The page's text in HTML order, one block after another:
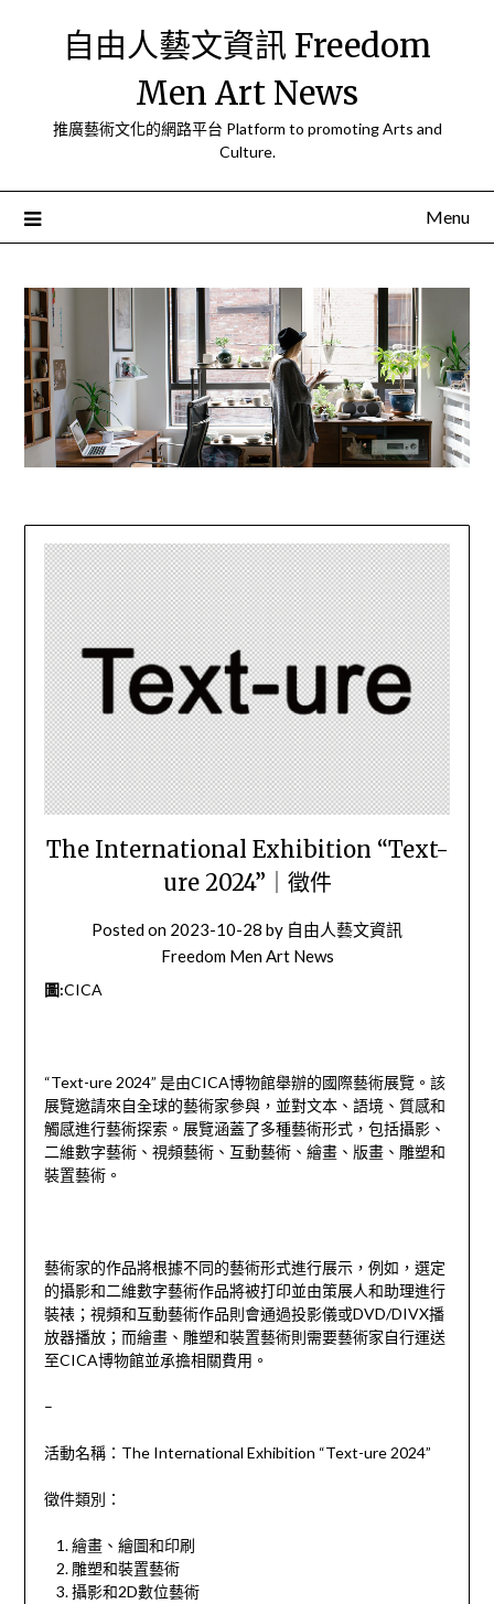
自由人藝文資訊 Freedom
Men Art News
推廣藝術文化的網路平台 Platform to promoting Arts and
Culture.
Menu
The International Exhibition “Text-
ure 2024”｜徵件
Posted on 2023-10-28 by 自由人藝文資訊
Freedom Men Art News
圖:CICA
“Text-ure 2024” 是由CICA博物館舉辦的國際藝術展覽。該
展覽邀請來自全球的藝術家參與，並對文本、語境、質感和
觸感進行藝術探索。展覽涵蓋了多種藝術形式，包括攝影、
二維數字藝術、視頻藝術、互動藝術、繪畫、版畫、雕塑和
裝置藝術。
藝術家的作品將根據不同的藝術形式進行展示，例如，選定
的攝影和二維數字藝術作品將被打印並由策展人和助理進行
裝裱；視頻和互動藝術作品則會通過投影儀或DVD/DIVX播
放器播放；而繪畫、雕塑和裝置藝術則需要藝術家自行運送
至CICA博物館並承擔相關費用。
–
活動名稱：The International Exhibition “Text-ure 2024”
徵件類別：
繪畫、繪圖和印刷
雕塑和裝置藝術
攝影和2D數位藝術